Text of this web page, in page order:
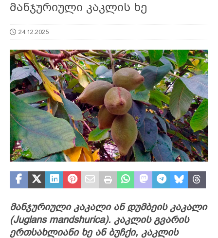
მანჯურიული კაკლის ხე
24.12.2025
მანჯურიული კაკალი ან დუმბეის კაკალი
(Juglans mandshurica). კაკლის გვარის
ერთსახლიანი ხე ან ბუჩქი, კაკლის